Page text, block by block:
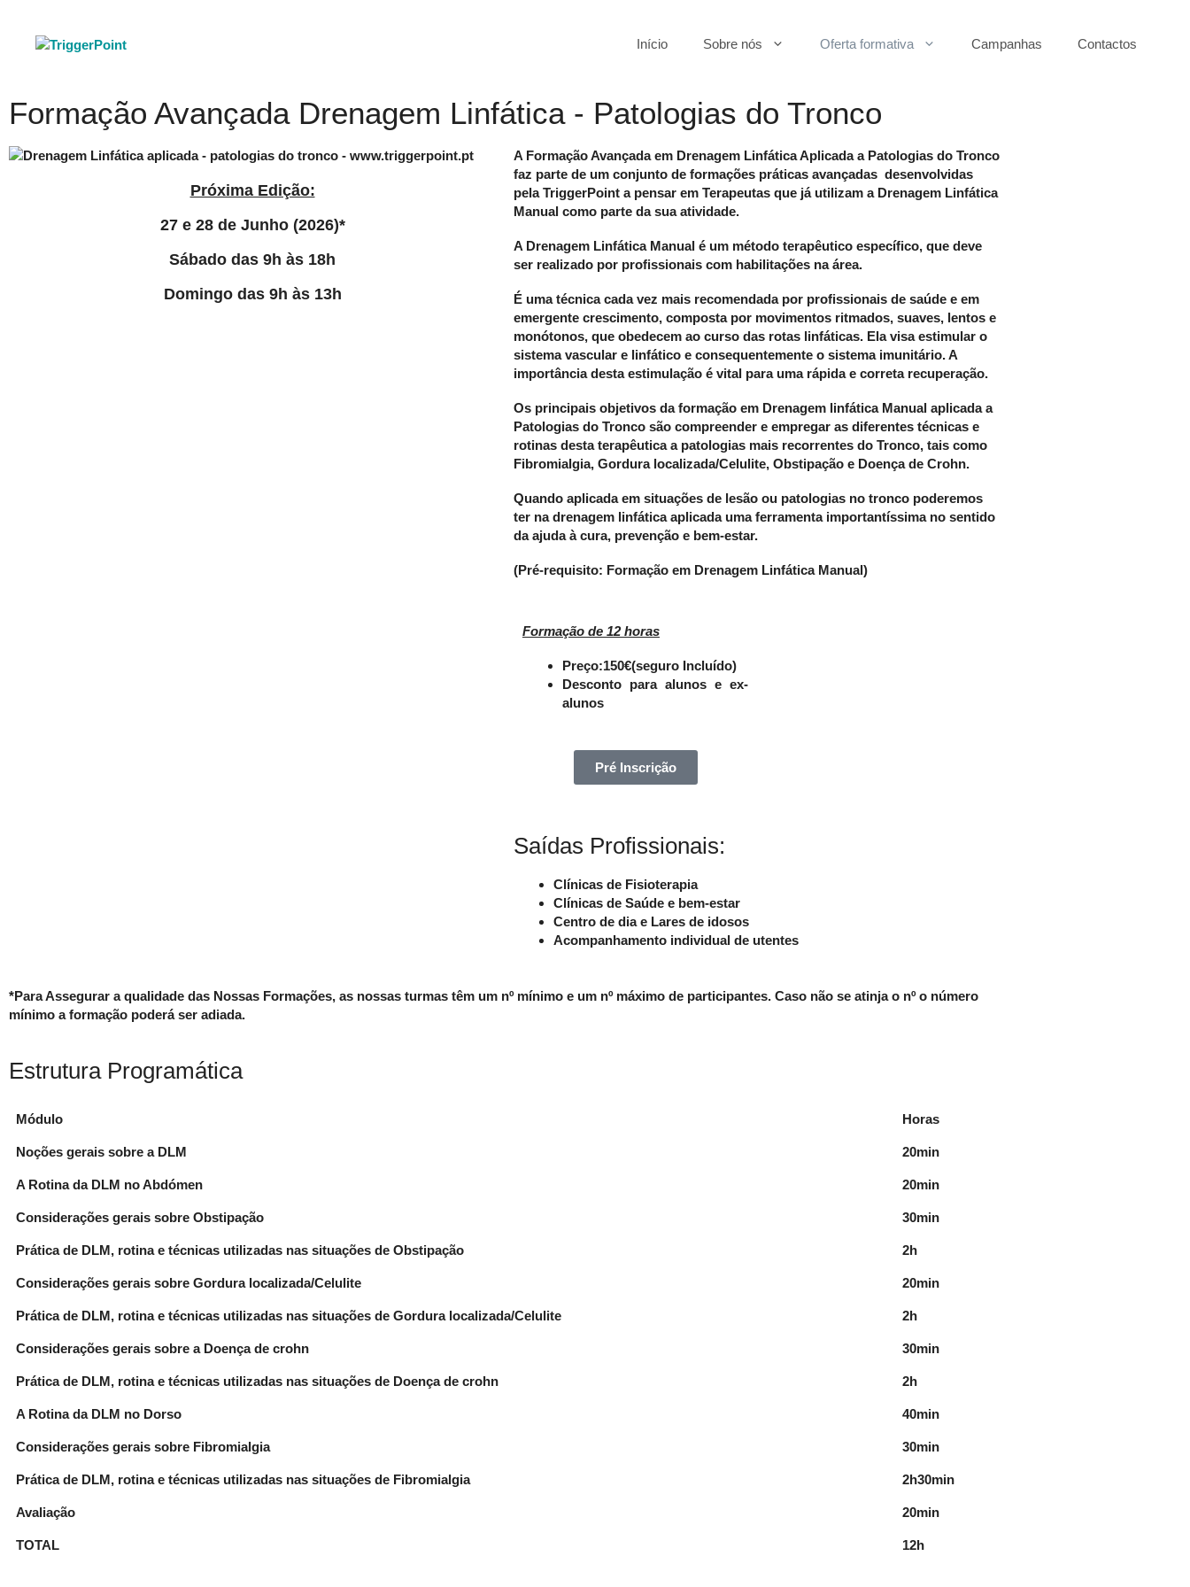
Início Sobre nós Oferta formativa Campanhas Contactos
Formação Avançada Drenagem Linfática - Patologias do Tronco
Próxima Edição:
27 e 28 de Junho (2026)*
Sábado das 9h às 18h
Domingo das 9h às 13h
A Formação Avançada em Drenagem Linfática Aplicada a Patologias do Tronco
faz parte de um conjunto de formações práticas avançadas desenvolvidas
pela TriggerPoint a pensar em Terapeutas que já utilizam a Drenagem Linfática
Manual como parte da sua atividade.
A Drenagem Linfática Manual é um método terapêutico específico, que deve
ser realizado por profissionais com habilitações na área.
É uma técnica cada vez mais recomendada por profissionais de saúde e em
emergente crescimento, composta por movimentos ritmados, suaves, lentos e
monótonos, que obedecem ao curso das rotas linfáticas. Ela visa estimular o
sistema vascular e linfático e consequentemente o sistema imunitário. A
importância desta estimulação é vital para uma rápida e correta recuperação.
Os principais objetivos da formação em Drenagem linfática Manual aplicada a
Patologias do Tronco são compreender e empregar as diferentes técnicas e
rotinas desta terapêutica a patologias mais recorrentes do Tronco, tais como
Fibromialgia, Gordura localizada/Celulite, Obstipação e Doença de Crohn.
Quando aplicada em situações de lesão ou patologias no tronco poderemos
ter na drenagem linfática aplicada uma ferramenta importantíssima no sentido
da ajuda à cura, prevenção e bem-estar.
(Pré-requisito: Formação em Drenagem Linfática Manual)
Formação de 12 horas
Preço:150€(seguro Incluído)
Desconto para alunos e ex-
alunos
Pré Inscrição
Saídas Profissionais:
Clínicas de Fisioterapia
Clínicas de Saúde e bem-estar
Centro de dia e Lares de idosos
Acompanhamento individual de utentes
*Para Assegurar a qualidade das Nossas Formações, as nossas turmas têm um nº mínimo e um nº máximo de participantes. Caso não se atinja o nº o número
mínimo a formação poderá ser adiada.
Estrutura Programática
Módulo Horas
Noções gerais sobre a DLM 20min
A Rotina da DLM no Abdómen 20min
Considerações gerais sobre Obstipação 30min
Prática de DLM, rotina e técnicas utilizadas nas situações de Obstipação 2h
Considerações gerais sobre Gordura localizada/Celulite 20min
Prática de DLM, rotina e técnicas utilizadas nas situações de Gordura localizada/Celulite 2h
Considerações gerais sobre a Doença de crohn 30min
Prática de DLM, rotina e técnicas utilizadas nas situações de Doença de crohn 2h
A Rotina da DLM no Dorso 40min
Considerações gerais sobre Fibromialgia 30min
Prática de DLM, rotina e técnicas utilizadas nas situações de Fibromialgia 2h30min
Avaliação 20min
TOTAL 12h